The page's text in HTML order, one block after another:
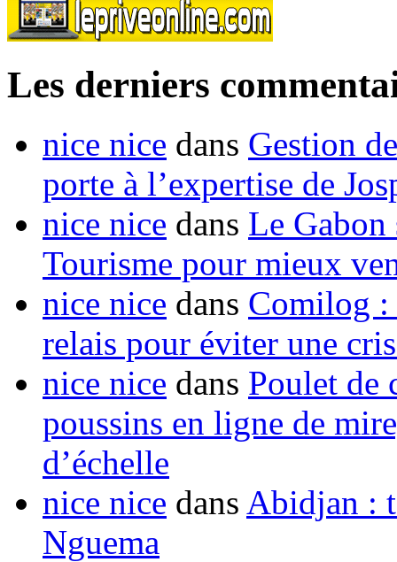
Les derniers
nice nice dans Gestion
porte à l’expertise de
nice nice dans Le Gabon
Tourisme pour mieux
nice nice dans Comilog :
relais pour éviter une
nice nice dans Poulet de
poussins en ligne de
d’échelle
nice nice dans Abidjan :
Nguema